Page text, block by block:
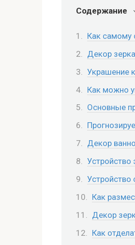
Содержание
Как самому
Декор
Украшение
Как можно
Основные
Декор
Устройство
Устройство
Как
Декор
Как